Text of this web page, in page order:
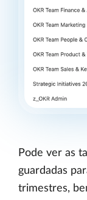
Pode ver as
guardadas
trimestres,